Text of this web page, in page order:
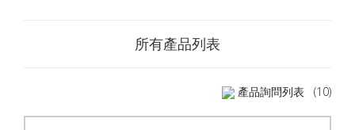
所有產品列表
產品詢問列表 (10)